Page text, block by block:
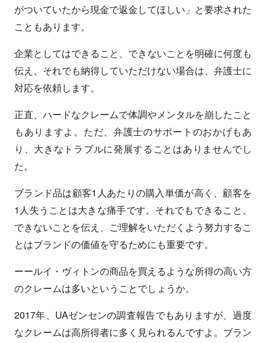
がついていたから現金で返金してほしい」と要求された
こともあります。
企業としてはできること、できないことを明確に何度も
伝え、それでも納得していただけない場合は、弁護士に
対応を依頼します。
正直、ハードなクレームで体調やメンタルを崩したこと
もありますよ。ただ、弁護士のサポートのおかげもあ
り、大きなトラブルに発展することはありませんでし
た。
ブランド品は顧客1人あたりの購入単価が高く、顧客を
1人失うことは大きな痛手です。それでもできること、
できないことを伝え、ご理解をいただくよう努力するこ
とはブランドの価値を守るためにも重要です。
ーールイ・ヴィトンの商品を買えるような所得の高い方
のクレームは多いということでしょうか。
2017年、UAゼンセンの調査報告でもありますが、過度
なクレームは高所得者に多く見られるんですよ。ブラン